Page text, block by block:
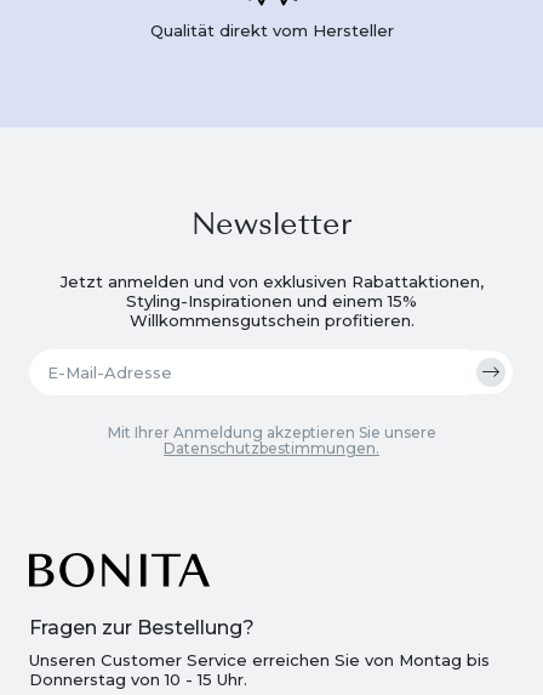
Qualität direkt vom Hersteller
Fragen zur Bestellung?
Unseren Customer Service erreichen Sie von Montag bis
Donnerstag von 10 - 15 Uhr.
Newsletter
Jetzt anmelden und von exklusiven Rabattaktionen,
Styling-Inspirationen und einem 15%
Willkommensgutschein profitieren.
Mit Ihrer Anmeldung akzeptieren Sie unsere
Datenschutzbestimmungen.